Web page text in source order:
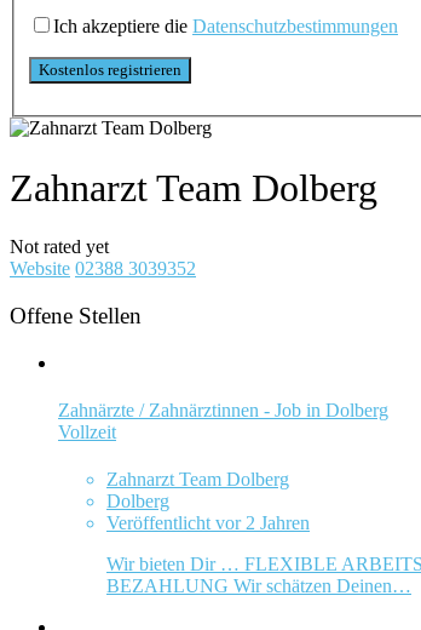
Ich akzeptiere die Datenschutzbestimmungen
Zahnarzt Team Dolberg
Not rated yet
Website 02388 3039352
Offene Stellen
Zahnärzte / Zahnärztinnen - Job in Dolberg
Vollzeit
Zahnarzt Team Dolberg
Dolberg
Veröffentlicht vor 2 Jahren
Wir bieten Dir … FLEXIBLE
BEZAHLUNG Wir schätzen Deinen…